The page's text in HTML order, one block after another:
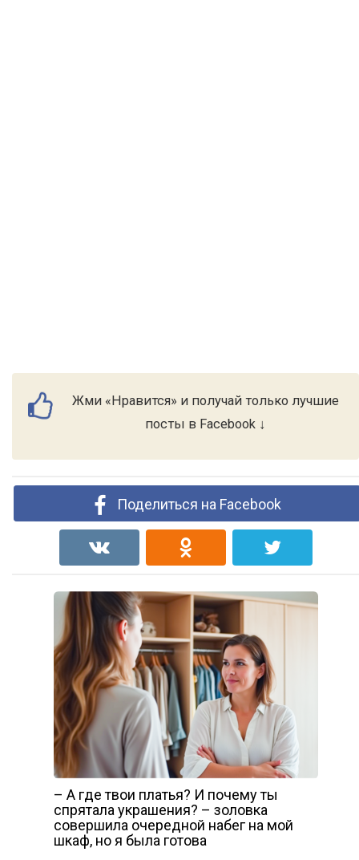
Жми «Нравится» и получай только лучшие
посты в Facebook ↓
Поделиться на Facebook
– А где твои платья? И почему ты
спрятала украшения? – золовка
совершила очередной набег на мой
шкаф, но я была готова